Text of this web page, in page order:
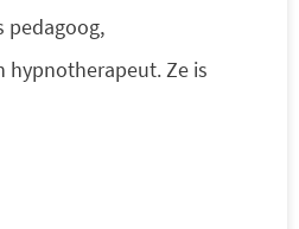
pedagoog,
hypnotherapeut. Ze is